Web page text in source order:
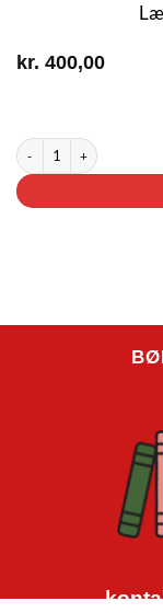
kr. 400,00
De samlede eventyr